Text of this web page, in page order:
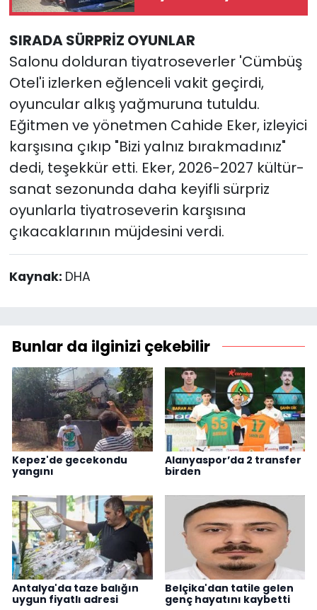
SIRADA SÜRPRİZ OYUNLAR
Salonu dolduran tiyatroseverler 'Cümbüş
Otel'i izlerken eğlenceli vakit geçirdi,
oyuncular alkış yağmuruna tutuldu.
Eğitmen ve yönetmen Cahide Eker, izleyici
karşısına çıkıp "Bizi yalnız bırakmadınız"
dedi, teşekkür etti. Eker, 2026-2027 kültür-
sanat sezonunda daha keyifli sürpriz
oyunlarla tiyatroseverin karşısına
çıkacaklarının müjdesini verdi.
Kaynak: DHA
Bunlar da ilginizi çekebilir
Kepez'de gecekondu
yangını
Alanyaspor’da 2 transfer
birden
Antalya'da taze balığın
uygun fiyatlı adresi
Belçika'dan tatile gelen
genç hayatını kaybetti